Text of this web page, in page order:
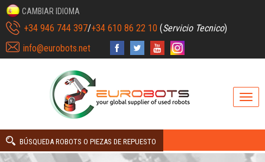
CAMBIAR IDIOMA
+34 946 744 397/+34 610 86 22 10 (Servicio Tecnico)
info@eurobots.net
BÚSQUEDA ROBOTS O PIEZAS DE REPUESTO